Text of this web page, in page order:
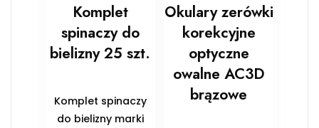
Komplet
spinaczy do
bielizny 25 szt.
Komplet spinaczy
do bielizny marki
Okulary zerówki
korekcyjne
optyczne
owalne AC3D
brązowe